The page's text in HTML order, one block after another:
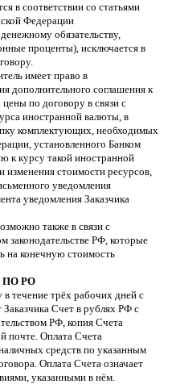
в соответствии со статьями
Федерации
обязательству,
проценты), исключается в
имеет право в
дополнительного соглашения к
по договору в связи с
иностранной валюты, в
комплектующих, необходимых
установленного Банком
к курсу такой иностранной
изменения стоимости ресурсов,
уведомления
уведомления Заказчика
также в связи с
законодательстве РФ, которые
на конечную стоимость
ПО РО
в течение трёх рабочих дней с
Заказчика Счет в рублях РФ с
РФ, копия Счета
почте. Оплата Счета
средств по указанным
Оплата Счета означает
указанными в нём.